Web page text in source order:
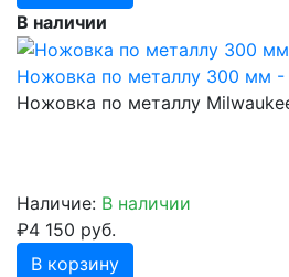
В наличии
Ножовка по металлу 300 мм -
Ножовка по металлу
Наличие: В наличии
₽4 150 руб.
В корзину